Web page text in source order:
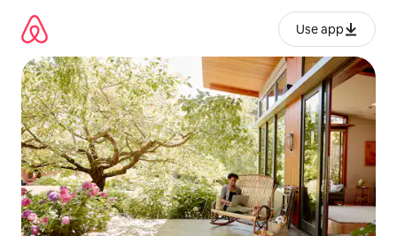
contenido
Use app